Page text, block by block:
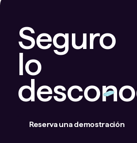
Seguro
lo
Reserva una demostración